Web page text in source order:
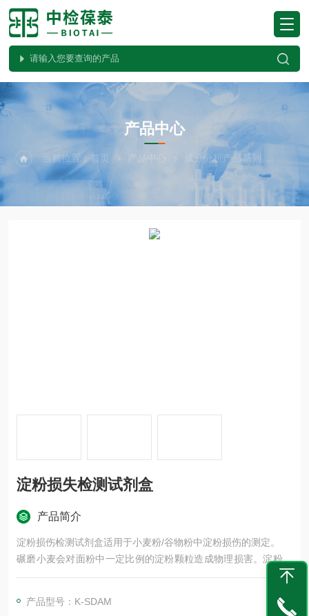
PRODUCTS CENTER
产品中心
当前位置：首页 产品中心 成分分析产品系列
淀粉损失检测试剂盒
产品简介
淀粉损伤检测试剂盒适用于小麦粉/谷物粉中淀粉损伤的测定。
碾磨小麦会对面粉中一定比例的淀粉颗粒造成物理损害。淀粉损
伤程度直接影响面粉的吸水性能和和面性能，具有重要的技术意
北京中检葆泰生物技术有限公司是一家专注于食品安全、植物安
产品型号：K-SDAM